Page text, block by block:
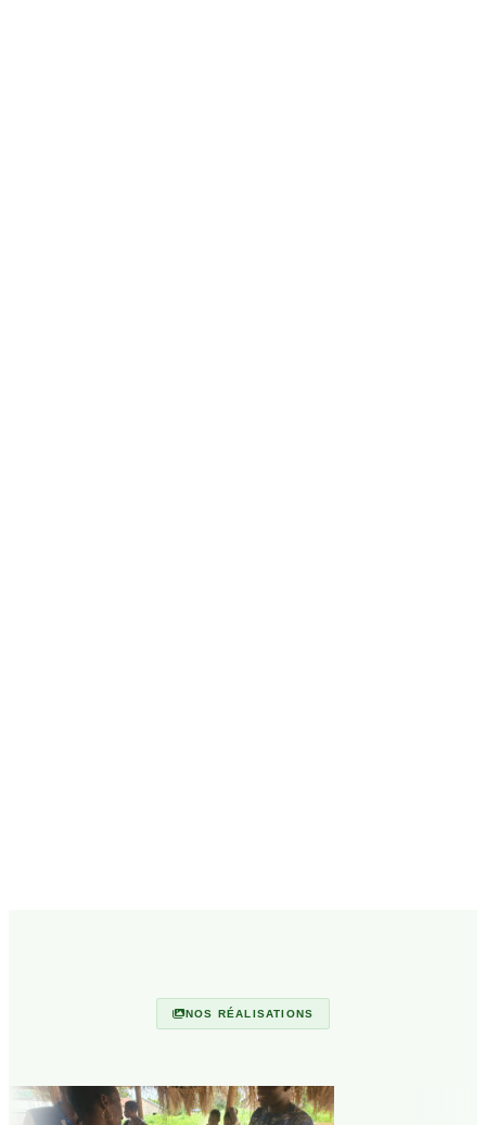
NOS RÉALISATIONS